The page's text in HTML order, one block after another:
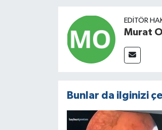
EDITÖR
Murat
Bunlar da ilginizi